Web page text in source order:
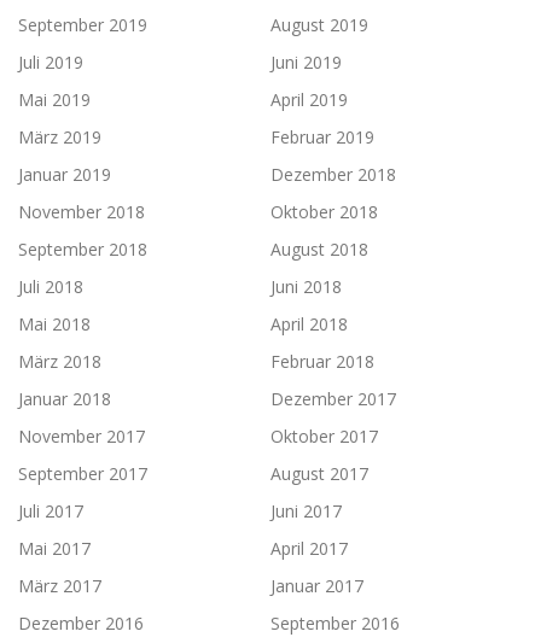
September 2019
August 2019
Juli 2019
Juni 2019
Mai 2019
April 2019
März 2019
Februar 2019
Januar 2019
Dezember 2018
November 2018
Oktober 2018
September 2018
August 2018
Juli 2018
Juni 2018
Mai 2018
April 2018
März 2018
Februar 2018
Januar 2018
Dezember 2017
November 2017
Oktober 2017
September 2017
August 2017
Juli 2017
Juni 2017
Mai 2017
April 2017
März 2017
Januar 2017
Dezember 2016
September 2016